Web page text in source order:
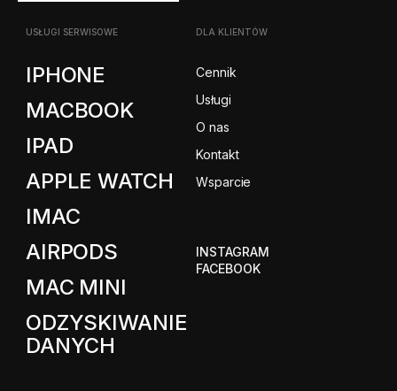
USŁUGI SERWISOWE
IPHONE
MACBOOK
IPAD
APPLE WATCH
IMAC
AIRPODS
MAC MINI
ODZYSKIWANIE
DANYCH
DLA KLIENTÓW
Cennik
Usługi
O nas
Kontakt
Wsparcie
INSTAGRAM
FACEBOOK